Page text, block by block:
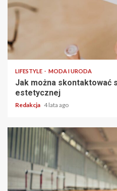
LIFESTYLE MODA I URODA
Jak można skontaktować
estetycznej
Redakcja 4 lata ago